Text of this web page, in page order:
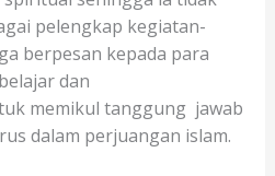
pelengkap kegiatan-
berpesan kepada para
dan
memikul tanggung jawab
dalam perjuangan islam.